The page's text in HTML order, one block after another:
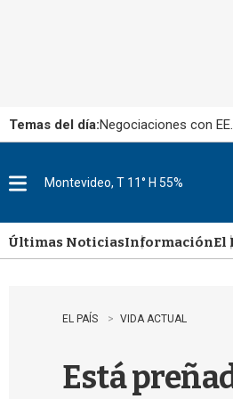
Temas del día:Negociaciones con
u
Montevideo, T 11° H 55%
Últimas NoticiasInformaciónEl
EL PAÍS VIDA ACTUAL
Está